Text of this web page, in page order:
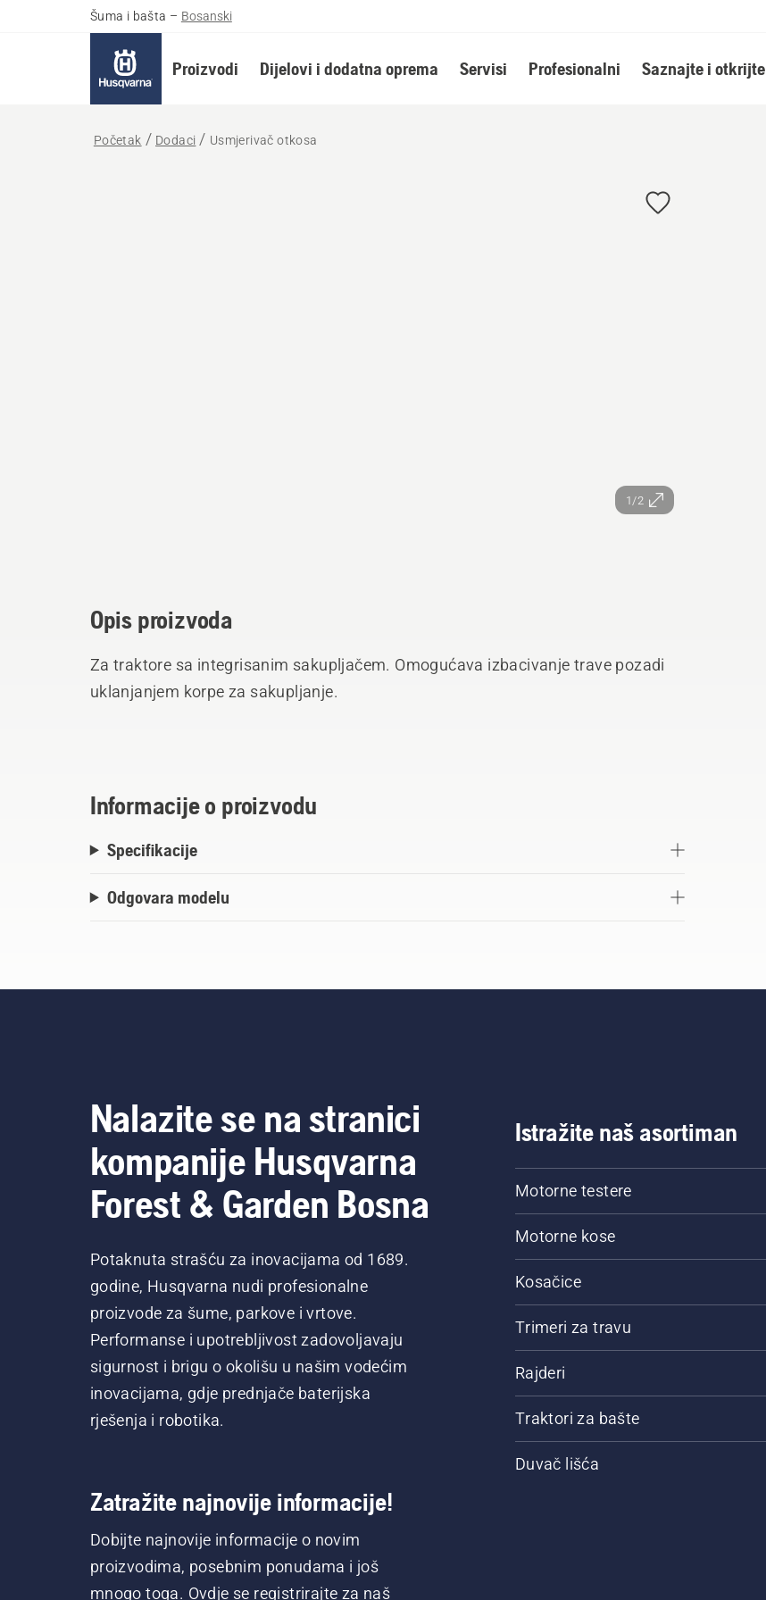
Šuma i bašta – Bosanski
Proizvodi Dijelovi i dodatna oprema Servisi Profesionalni Saznajte i otkrijte
Početak Dodaci Usmjerivač otkosa
1/2
Opis proizvoda
Za traktore sa integrisanim sakupljačem. Omogućava izbacivanje trave pozadi
uklanjanjem korpe za sakupljanje.
Informacije o proizvodu
Specifikacije
Odgovara modelu
Nalazite se na stranici
kompanije Husqvarna
Forest & Garden Bosna
Potaknuta strašću za inovacijama od 1689.
godine, Husqvarna nudi profesionalne
proizvode za šume, parkove i vrtove.
Performanse i upotrebljivost zadovoljavaju
sigurnost i brigu o okolišu u našim vodećim
inovacijama, gdje prednjače baterijska
rješenja i robotika.
Zatražite najnovije informacije!
Dobijte najnovije informacije o novim
proizvodima, posebnim ponudama i još
mnogo toga. Ovdje se registrirajte za naš
Istražite naš asortiman
Motorne testere
Motorne kose
Kosačice
Trimeri za travu
Rajderi
Traktori za bašte
Duvač lišća